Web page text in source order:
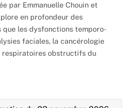
par Emmanuelle Chouin et
en profondeur des
les dysfonctions temporo-
faciales, la cancérologie
respiratoires obstructifs du